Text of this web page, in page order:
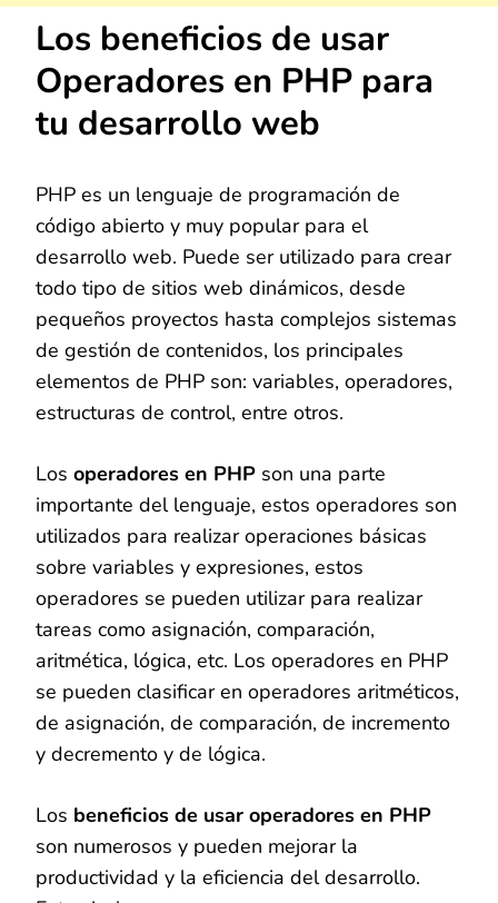
Los beneficios de usar
Operadores en PHP para
tu desarrollo web
PHP es un lenguaje de programación de
código abierto y muy popular para el
desarrollo web. Puede ser utilizado para crear
todo tipo de sitios web dinámicos, desde
pequeños proyectos hasta complejos sistemas
de gestión de contenidos, los principales
elementos de PHP son: variables, operadores,
estructuras de control, entre otros.
Los operadores en PHP son una parte
importante del lenguaje, estos operadores son
utilizados para realizar operaciones básicas
sobre variables y expresiones, estos
operadores se pueden utilizar para realizar
tareas como asignación, comparación,
aritmética, lógica, etc. Los operadores en PHP
se pueden clasificar en operadores aritméticos,
de asignación, de comparación, de incremento
y decremento y de lógica.
Los beneficios de usar operadores en PHP
son numerosos y pueden mejorar la
productividad y la eficiencia del desarrollo.